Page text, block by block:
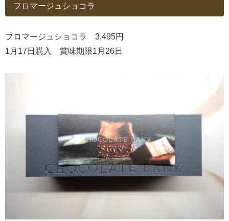
フロマージュショコラ
フロマージュショコラ 3,495円
1月17日購入 賞味期限1月26日